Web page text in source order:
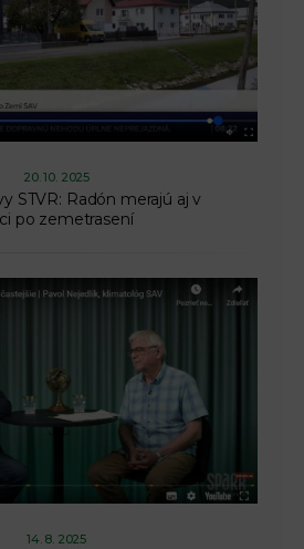
20. 10. 2025
STVR: Radón merajú aj v
po zemetrasení
14. 8. 2025